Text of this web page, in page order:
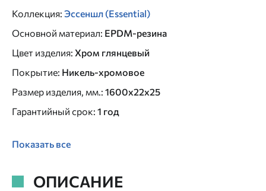
Коллекция: Эссеншл (Essential)
Основной материал: EPDM-резина
Цвет изделия: Хром глянцевый
Покрытие: Никель-хромовое
Размер изделия, мм.: 1600х22х25
Гарантийный срок: 1 год
Показать все
ОПИСАНИЕ